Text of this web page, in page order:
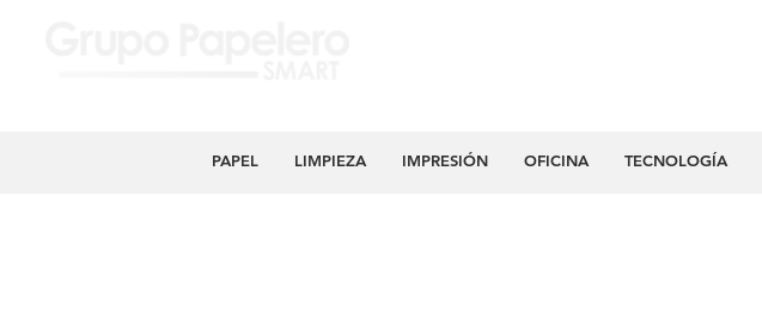
PAPEL LIMPIEZA IMPRESIÓN OFICINA TECNOLOGÍA